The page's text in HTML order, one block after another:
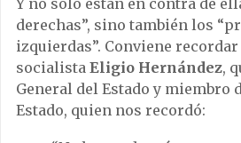
derechas”, sino también los
izquierdas”. Conviene
socialista Eligio Hernández,
General del Estado y miembro
Estado, quien nos recordó: